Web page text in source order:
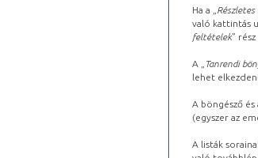
Ha a „
való kattintás
feltételek”
A „ Tanrendi
lehet
A böngésző
(egyszer az
A listák